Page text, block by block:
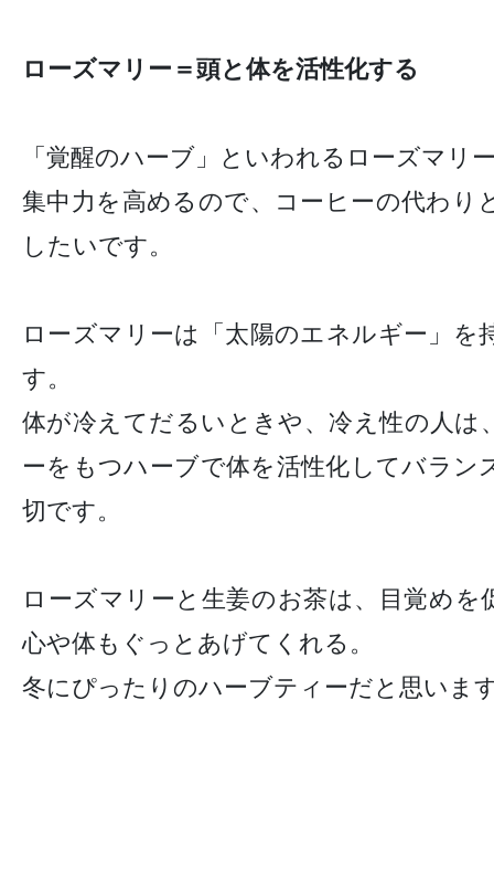
ローズマリー＝頭と体を活性化する
「覚醒のハーブ」といわれるローズマリ
集中力を高めるので、コーヒーの代わり
したいです。
ローズマリーは「太陽のエネルギー」を
す。
体が冷えてだるいときや、冷え性の人は
ーをもつハーブで体を活性化してバラン
切です。
ローズマリーと生姜のお茶は、目覚めを
心や体もぐっとあげてくれる。
冬にぴったりのハーブティーだと思いま